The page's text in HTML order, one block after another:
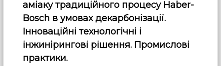
аміаку традиційного процесу Haber-
Bosch в умовах декарбонізації.
Інноваційні технологічні і
інжинірингові рішення. Промислові
практики.